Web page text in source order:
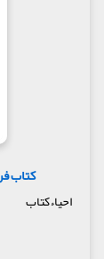
کتاب
احیاءکتاب